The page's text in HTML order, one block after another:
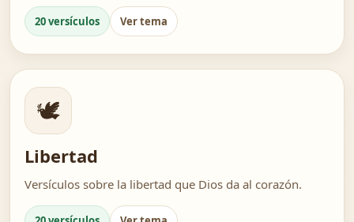
20 versículos Ver tema
🕊
Libertad
Versículos sobre la libertad que Dios da al corazón.